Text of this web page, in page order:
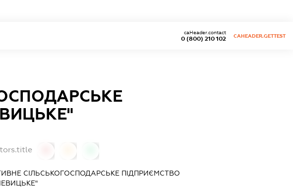
0 (800) 210 102
caHeader.contact
CAHEADER.GETTEST
СІЛЬСЬКОГОСПОДАРСЬКЕ ПІДПРИЄМСТВО